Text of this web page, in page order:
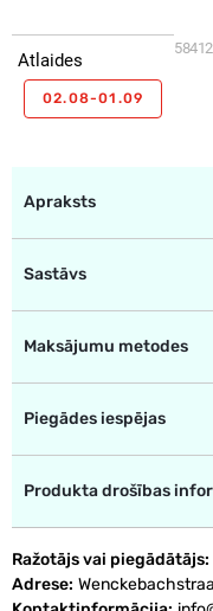
Atlaides
02.08-01.09
Apraksts
Sastāvs
Maksājumu metodes
Piegādes iespējas
Produkta drošības
Ražotājs vai piegādātājs
Adrese